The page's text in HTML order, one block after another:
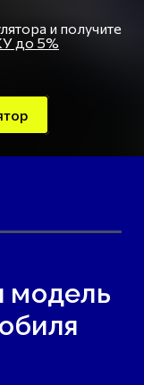
и получите
до 5%
модель